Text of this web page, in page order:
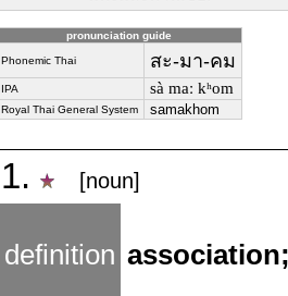
pronunciation guide
Phonemic Thai สะ-มา-คม
IPA sà maː kʰom
Royal Thai General System samakhom
1. [noun]
definition